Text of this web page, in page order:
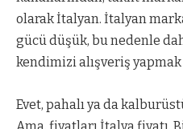
olarak İtalyan. İtalyan
gücü düşük, bu nedenle
kendimizi alışveriş
Evet, pahalı ya da